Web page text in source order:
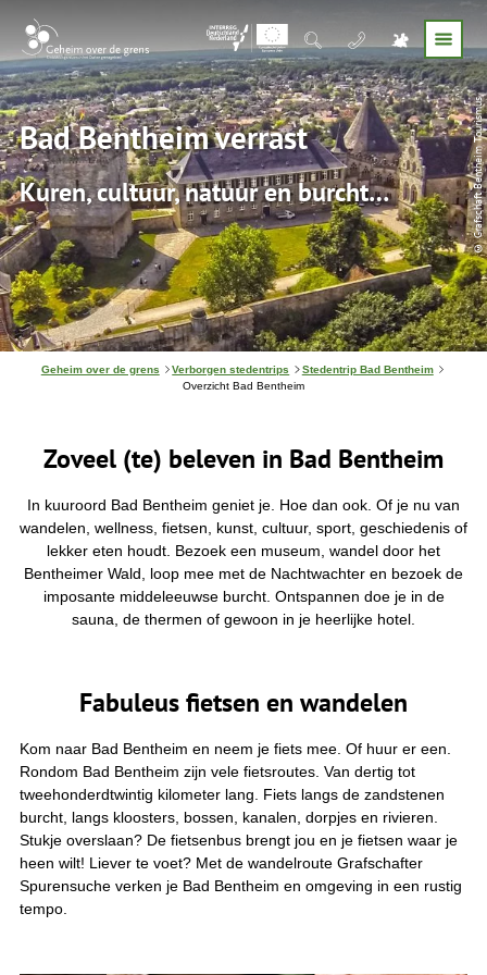
© Grafschaft Bentheim Tourismus
Bad Bentheim verrast
Kuren, cultuur, natuur en burcht…
e
e
Geheim over de grens Verborgen stedentrips
Stedentrip Bad Bentheim
Overzicht Bad Bentheim
Zoveel (te) beleven in Bad Bentheim
In kuuroord Bad Bentheim geniet je. Hoe dan ook. Of je nu van
wandelen, wellness, fietsen, kunst, cultuur, sport, geschiedenis of
lekker eten houdt. Bezoek een museum, wandel door het
Bentheimer Wald, loop mee met de Nachtwachter en bezoek de
imposante middeleeuwse burcht. Ontspannen doe je in de
sauna, de thermen of gewoon in je heerlijke hotel.
Fabuleus fietsen en wandelen
Kom naar Bad Bentheim en neem je fiets mee. Of huur er een.
Rondom Bad Bentheim zijn vele fietsroutes. Van dertig tot
tweehonderdtwintig kilometer lang. Fiets langs de zandstenen
burcht, langs kloosters, bossen, kanalen, dorpjes en rivieren.
Stukje overslaan? De fietsenbus brengt jou en je fietsen waar je
heen wilt! Liever te voet? Met de wandelroute Grafschafter
Spurensuche verken je Bad Bentheim en omgeving in een rustig
tempo.